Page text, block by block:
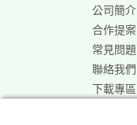
公司簡介
合作提案
常見問題
聯絡我們
下載專區